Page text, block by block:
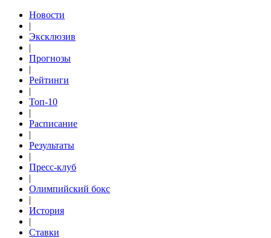
Новости
|
Эксклюзив
|
Прогнозы
|
Рейтинги
|
Топ-10
|
Расписание
|
Результаты
|
Пресс-клуб
|
Олимпийский бокс
|
История
|
Ставки